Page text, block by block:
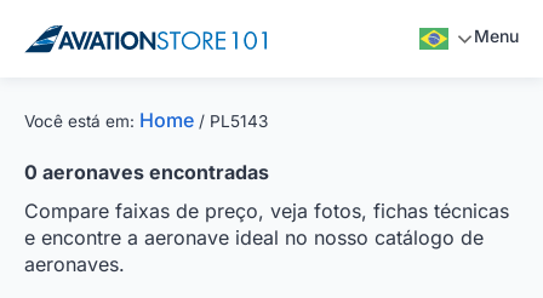
Menu
Você está em: Home / PL5143
0 aeronaves encontradas
Compare faixas de preço, veja fotos, fichas técnicas
e encontre a aeronave ideal no nosso catálogo de
aeronaves.